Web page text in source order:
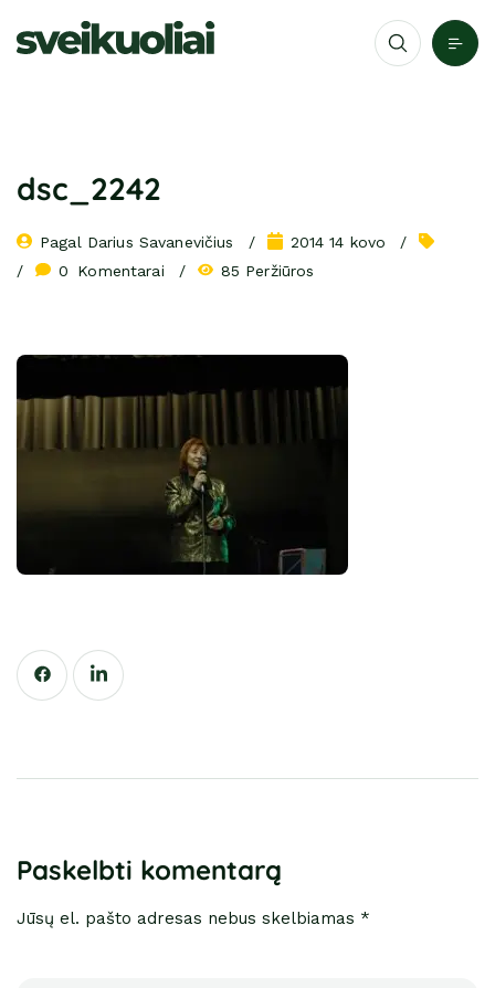
dsc_2242
Pagal Darius Savanevičius
2014 14 kovo
0
Komentarai 85 Peržiūros
Paskelbti komentarą
Jūsų el. pašto adresas nebus skelbiamas *